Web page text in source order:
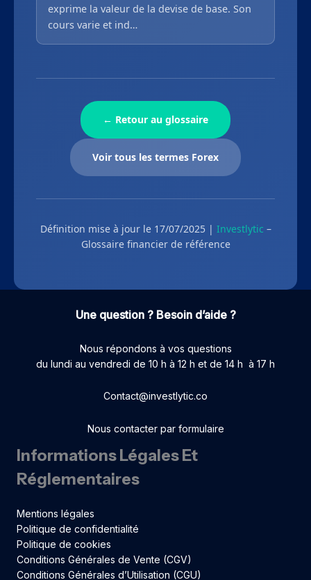
exprime la valeur de la devise de base. Son
cours varie et ind…
← Retour au glossaire
Voir tous les termes Forex
Définition mise à jour le 17/07/2025 | Investlytic –
Glossaire financier de référence
Une question ? Besoin d’aide ?
Nous répondons à vos questions
du lundi au vendredi de 10 h à 12 h et de 14 h à 17 h
Contact@investlytic.co
Nous contacter par formulaire
Informations Légales Et
Réglementaires
Mentions légales
Politique de confidentialité
Politique de cookies
Conditions Générales de Vente (CGV)
Conditions Générales d’Utilisation (CGU)